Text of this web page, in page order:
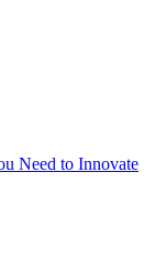
Need to Innovate